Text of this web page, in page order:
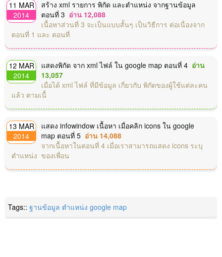
11 MAR
2014
สร้าง xml รายการ พิกัด และตำแหน่ง จากฐานข้อมูล
ตอนที่ 3 อ่าน 12,088
เนื้อหาส่วนที่ 3 จะเป็นแบบสั้นๆ เป็นวิธีการ ต่อเนื่องจาก
ตอนที่ 1 และ ตอนที่
12 MAR
2014
แสดงพิกัด จาก xml ไฟล์ ใน google map ตอนที่ 4 อ่าน
13,057
เมื่อได้ xml ไฟล์ ที่มีข้อมูล เกี่ยวกับ พิกัดของผู้ใช้แต่ละคน
แล้ว ตามเนื้
13 MAR
2014
แสดง infowindow เนื้อหา เมื่อคลิก icons ใน google
map ตอนที่ 5 อ่าน 14,088
จากเนื้อหาในตอนที่ 4 เมื่อเราสามารถแสดง icons ระบุ
ตำแหน่ง ของเพื่อน
Tags::ฐานข้อมูล ตำแหน่ง google map